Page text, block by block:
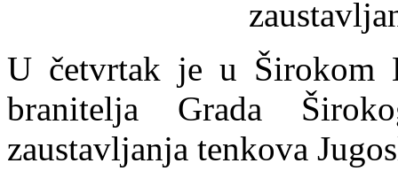
U četvrtak je u Širokom
branitelja Grada
zaustavljanja tenkova